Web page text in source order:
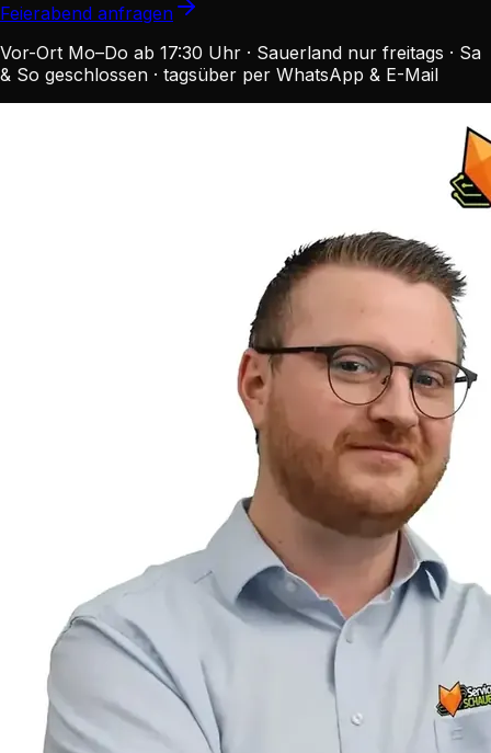
Feierabend anfragen
Vor-Ort Mo–Do ab 17:30 Uhr · Sauerland nur freitags · Sa
& So geschlossen · tagsüber per WhatsApp & E-Mail